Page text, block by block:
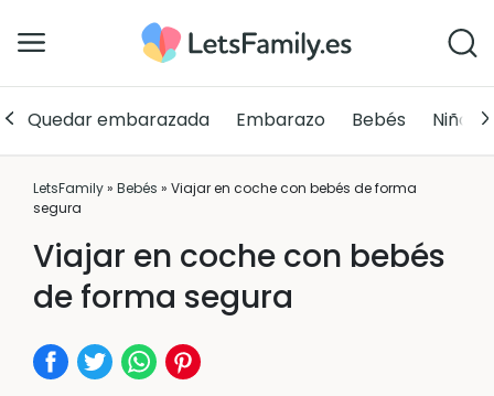
Quedar embarazada Embarazo Bebés Niños
LetsFamily» Bebés » Viajar en coche con bebés de forma
segura
Viajar en coche con bebés
de forma segura